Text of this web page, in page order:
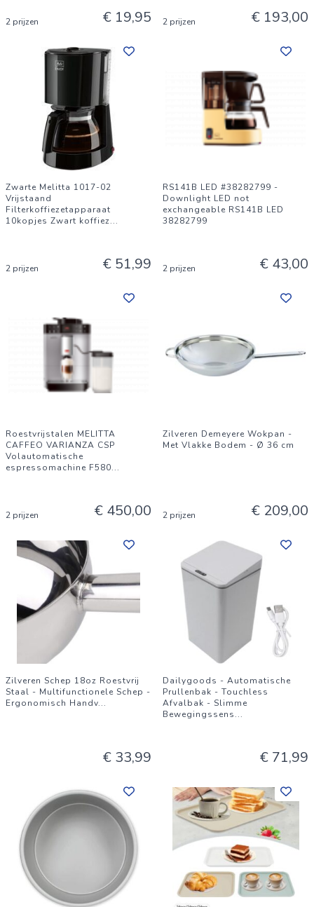
2 prijzen € 19,95 2 prijzen € 193,00
Zwarte Melitta 1017-02
Vrijstaand
Filterkoffiezetapparaat
10kopjes Zwart koffiez...
2 prijzen € 51,99
RS141B LED #38282799 -
Downlight LED not
exchangeable RS141B LED
38282799
2 prijzen € 43,00
Roestvrijstalen MELITTA
CAFFEO VARIANZA CSP
Volautomatische
espressomachine F580...
2 prijzen € 450,00
Zilveren Demeyere Wokpan -
Met Vlakke Bodem - Ø 36 cm
2 prijzen € 209,00
Zilveren Schep 18oz Roestvrij
Staal - Multifunctionele Schep -
Ergonomisch Handv...
€ 33,99
Dailygoods - Automatische
Prullenbak - Touchless
Afvalbak - Slimme
Bewegingssens...
€ 71,99